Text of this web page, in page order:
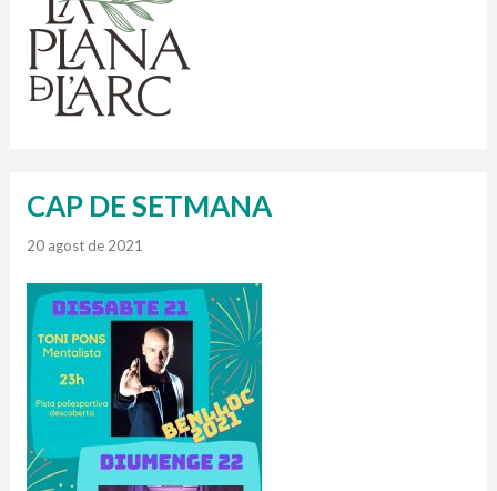
1 contenidors intel·ligents
Finançat per la Unió Europea – NextGenerationEU
CAP DE SETMANA
20 agost de 2021